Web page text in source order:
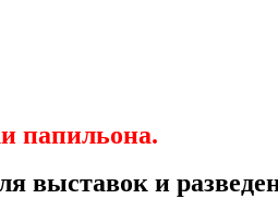
папильона.
выставок и